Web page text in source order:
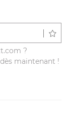
?
maintenant !